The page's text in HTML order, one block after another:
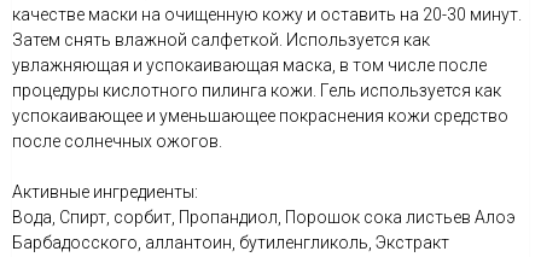
качестве маски на очищенную кожу и оставить на 20-30 минут.
Затем снять влажной салфеткой. Используется как
увлажняющая и успокаивающая маска, в том числе после
процедуры кислотного пилинга кожи. Гель используется как
успокаивающее и уменьшающее покраснения кожи средство
после солнечных ожогов.
Активные ингредиенты:
Вода, Спирт, сорбит, Пропандиол, Порошок сока листьев Алоэ
Барбадосского, аллантоин, бутиленгликоль, Экстракт